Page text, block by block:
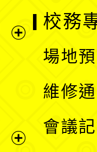
單
校務
場地
維修
會議